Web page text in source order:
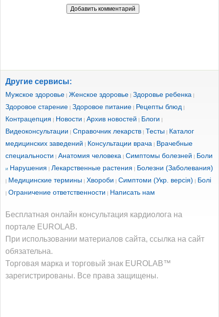
Другие сервисы:
Мужское здоровье | Женское здоровье | Здоровье ребенка |
Здоровое старение | Здоровое питание | Рецепты блюд |
Контрацепция | Новости | Архив новостей | Блоги |
Видеоконсультации | Справочник лекарств | Тесты | Каталог
медицинских заведений | Консультации врача | Врачебные
специальности | Анатомия человека | Симптомы болезней | Боли
и Нарушения | Лекарственные растения | Болезни (Заболевания)
| Медицинские термины | Хвороби | Симптоми (Укр. версія) | Болі
| Ограничение ответственности | Написать нам
Бесплатная онлайн консультация кардиолога на
портале EUROLAB.
При использовании материалов сайта, ссылка на сайт
обязательна.
Торговая марка и торговый знак EUROLAB™
зарегистрированы. Все права защищены.